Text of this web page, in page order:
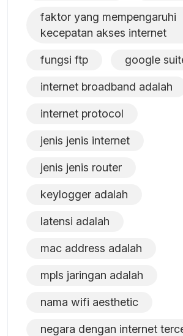
faktor yang mempengaruhi
kecepatan akses internet
fungsi ftp google
internet broadband adalah
internet protocol
jenis jenis internet
jenis jenis router
keylogger adalah
latensi adalah
mac address adalah
mpls jaringan adalah
nama wifi aesthetic
negara dengan internet